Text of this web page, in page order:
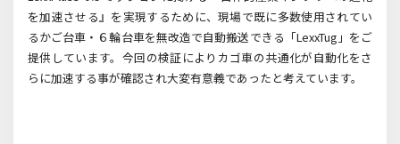
を加速させる』を実現するために、現場で既に多数使用されてい
るかご台車・６輪台車を無改造で自動搬送できる「LexxTug 」をご
提供しています。今回の検証によりカゴ車の共通化が自動化をさ
らに加速する事が確認され大変有意義であったと考えています。